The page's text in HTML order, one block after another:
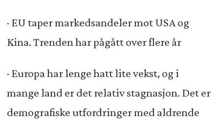
· EU taper markedsandeler mot USA og
Kina. Trenden har pågått over flere år
· Europa har lenge hatt lite vekst, og i
mange land er det relativ stagnasjon. Det er
demografiske utfordringer med aldrende